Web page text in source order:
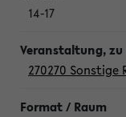
14-17
270270